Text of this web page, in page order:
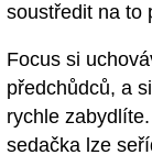
soustředit na to
Focus si
předchůdců, a
rychle
sedačka lze